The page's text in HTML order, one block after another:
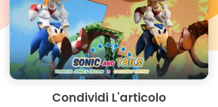
Condividi L'articolo